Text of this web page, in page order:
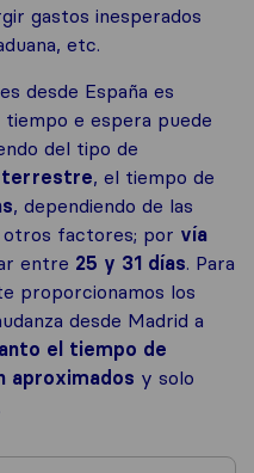
gastos inesperados
etc.
desde España es
e espera puede
del tipo de
terrestre, el tiempo de
, dependiendo de las
factores; por vía
entre 25 y 31 días. Para
proporcionamos los
desde Madrid a
el tiempo de
aproximados y solo